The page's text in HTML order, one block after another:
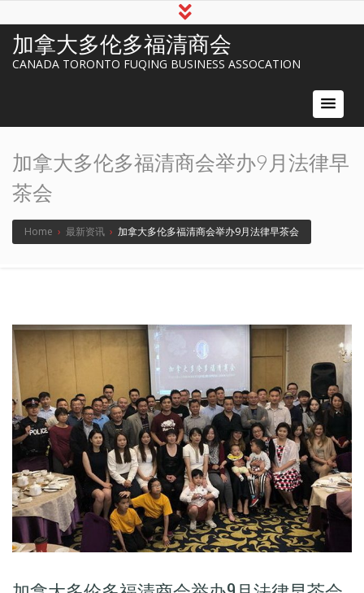
加拿大多伦多福清商会
CANADA TORONTO FUQING BUSINESS ASSOCATION
加拿大多伦多福清商会举办9月法律早
茶会
Home › 最新资讯 › 加拿大多伦多福清商会举办9月法律早茶会